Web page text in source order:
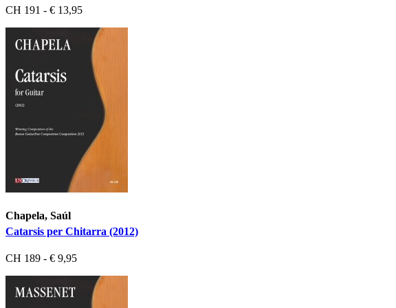
CH 191 - € 13,95
Chapela, Saúl
Catarsis per Chitarra (2012)
CH 189 - € 9,95